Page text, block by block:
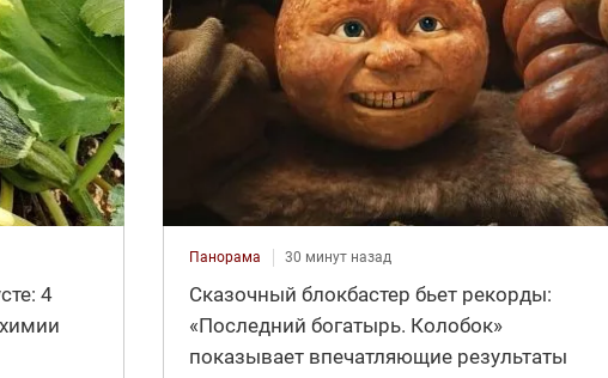
4
Панорама 30 минут назад
Сказочный блокбастер бьет рекорды:
«Последний богатырь. Колобок»
показывает впечатляющие результаты